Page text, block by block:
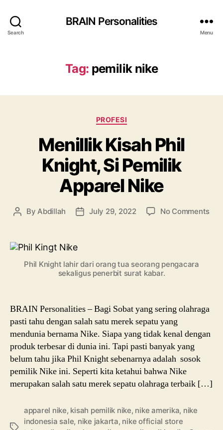
Search
BRAIN Personalities
Menu
Tag: pemilik nike
Categories
PROFESI
Menillik Kisah Phil
Knight, Si Pemilik
Apparel Nike
Post
By Abdillah
PostJuly 29, 2022 No Commentson
Phil Knight lahir dari orang tua seorang pengacara
sekaligus penerbit surat kabar.
BRAIN Personalities – Bagi Sobat yang sering olahraga
pasti tahu dengan salah satu merek sepatu yang
mendunia bernama Nike. Siapa yang tidak kenal dengan
produk terbesar di dunia ini. Tapi pasti banyak yang
belum tahu jika Phil Knight sebenarnya adalah sosok
pemilik Nike ini. Seperti kita ketahui bahwa Nike
merupakan salah satu merek sepatu olahraga terbaik […]
Tags
apparel nike, kisah pemilik nike, nike amerika, nike
indonesia sale, nike jakarta, nike official store